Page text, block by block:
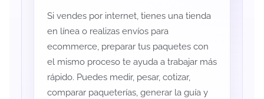
Si vendes por internet, tienes una tienda
en línea o realizas envíos para
ecommerce, preparar tus paquetes con
el mismo proceso te ayuda a trabajar más
rápido. Puedes medir, pesar, cotizar,
comparar paqueterías, generar la guía y